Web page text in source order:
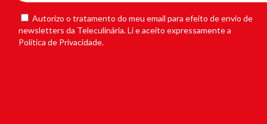
Autorizo o tratamento do meu email para efeito de envio de
newsletters da Teleculinária. Li e aceito expressamente a
Política de Privacidade.